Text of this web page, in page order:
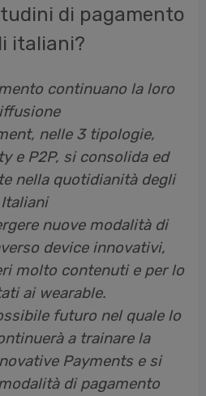
di pagamento
italiani?
continuano la loro
nelle 3 tipologie,
e P2P, si consolida ed
nella quotidianità degli
Italiani
nuove modalità di
device innovativi,
molto contenuti e per lo
ai wearable.
futuro nel quale lo
a trainare la
Payments e si
di pagamento